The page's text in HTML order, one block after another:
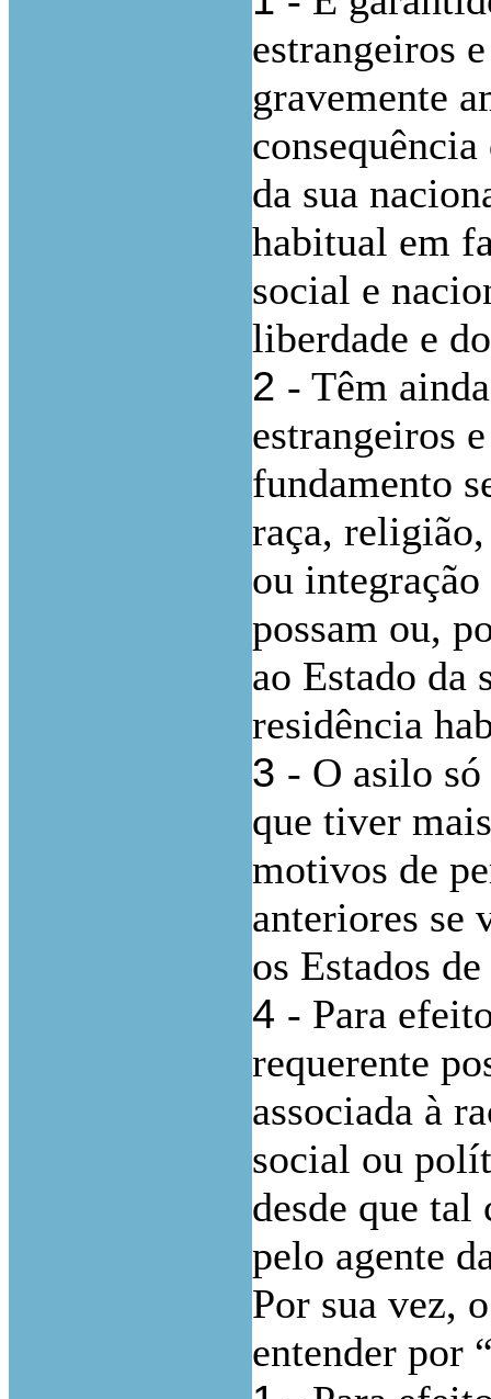
estrangeiros
gravemente
da sua
habitual em
social e
liberdade e
2 - Têm
estrangeiros
fundamento
raça,
ou
possam ou,
ao Estado da
residência
3 - O asilo só
que tiver
motivos de
anteriores se
os Estados
4 - Para
requerente
associada à
social ou
desde que
pelo agente
Por sua vez,
entender por